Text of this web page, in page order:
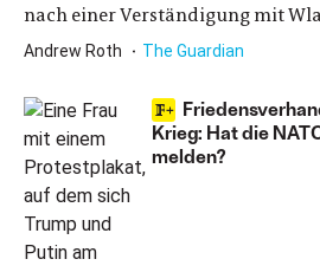
nach einer Verständigung mit
Andrew Roth The Guardian
Krieg: Hat die
melden?